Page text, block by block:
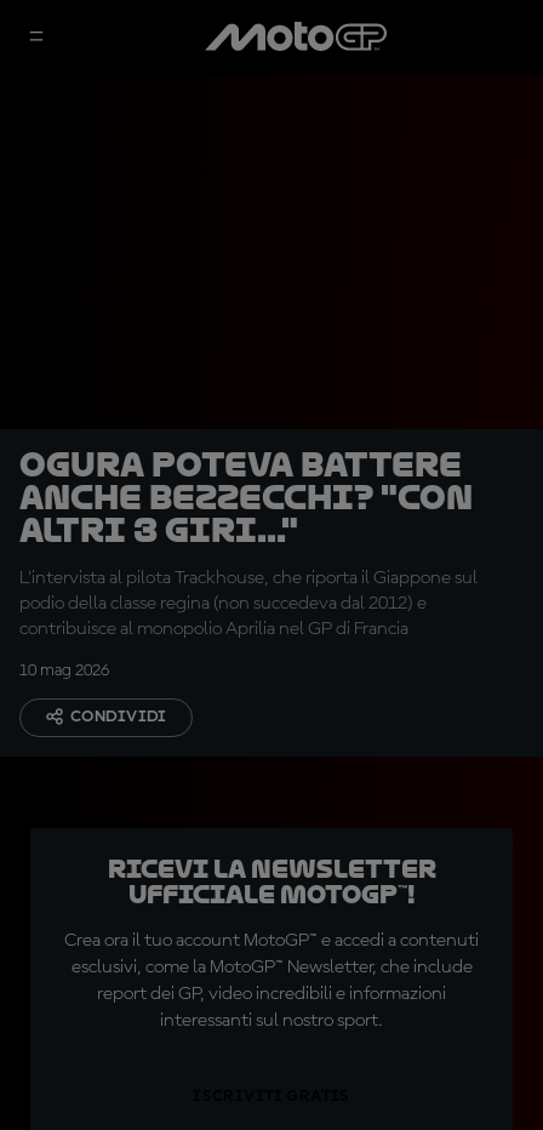
Ogura poteva battere
anche Bezzecchi? "Con
altri 3 giri..."
L'intervista al pilota Trackhouse, che riporta il Giappone sul
podio della classe regina (non succedeva dal 2012) e
contribuisce al monopolio Aprilia nel GP di Francia
10 mag 2026
CONDIVIDI
Ricevi la newsletter
ufficiale MotoGP™!
Crea ora il tuo account MotoGP™ e accedi a contenuti
esclusivi, come la MotoGP™ Newsletter, che include
report dei GP, video incredibili e informazioni
interessanti sul nostro sport.